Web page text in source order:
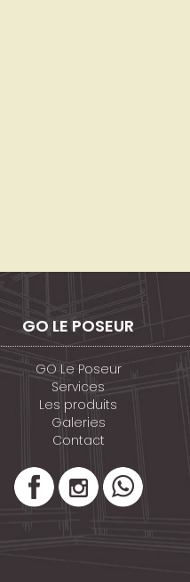
GO LE POSEUR
GO Le Poseur
Services
Les produits
Galeries
Contact